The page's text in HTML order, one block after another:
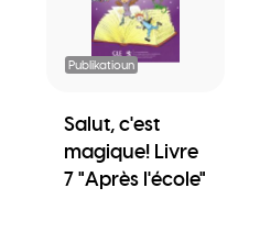
Publikatioun
Salut, c'est
magique! Livre
7 "Après l'école"